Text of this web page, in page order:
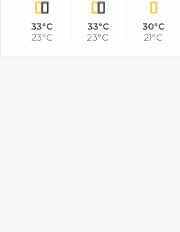
33°C
23°C
33°C
23°C
30°C
21°C